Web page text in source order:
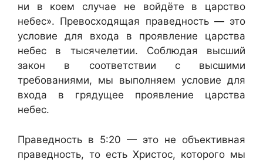
ни в коем случае не войдёте в царство
небес». Превосходящая праведность — это
условие для входа в проявление царства
небес в тысячелетии. Соблюдая высший
закон в соответствии с высшими
требованиями, мы выполняем условие для
входа в грядущее проявление царства
небес.
Праведность в 5:20 — это не объективная
праведность, то есть Христос, которого мы